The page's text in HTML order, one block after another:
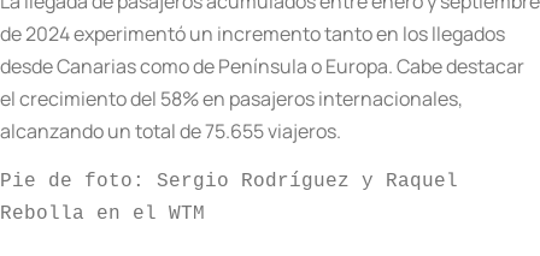
de 2024 experimentó un incremento tanto en los llegados
desde Canarias como de Península o Europa. Cabe destacar
el crecimiento del 58% en pasajeros internacionales,
alcanzando un total de 75.655 viajeros.
Pie de foto: Sergio Rodríguez y Raquel
Rebolla en el WTM